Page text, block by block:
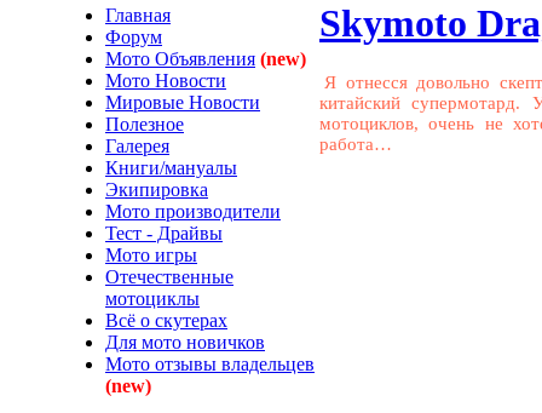
Главная
Форум
Мото Объявления (new)
Мото Новости
Мировые Новости
Полезное
Галерея
Книги/мануалы
Экипировка
Мото производители
Тест - Драйвы
Мото игры
Отечественные
мотоциклы
Всё о скутерах
Для мото новичков
Мото отзывы владельцев
(new)
Skymoto
Я отнесся довольно
китайский
мотоциклов, очень не
работа…